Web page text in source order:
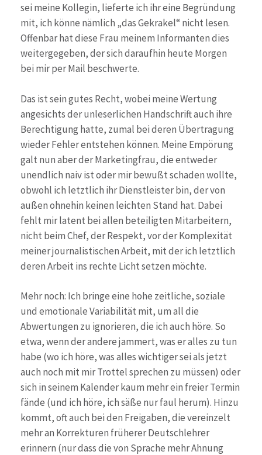
sei meine Kollegin, lieferte ich ihr eine Begründung
mit, ich könne nämlich „das Gekrakel“ nicht lesen.
Offenbar hat diese Frau meinem Informanten dies
weitergegeben, der sich daraufhin heute Morgen
bei mir per Mail beschwerte.
Das ist sein gutes Recht, wobei meine Wertung
angesichts der unleserlichen Handschrift auch ihre
Berechtigung hatte, zumal bei deren Übertragung
wieder Fehler entstehen können. Meine Empörung
galt nun aber der Marketingfrau, die entweder
unendlich naiv ist oder mir bewußt schaden wollte,
obwohl ich letztlich ihr Dienstleister bin, der von
außen ohnehin keinen leichten Stand hat. Dabei
fehlt mir latent bei allen beteiligten Mitarbeitern,
nicht beim Chef, der Respekt, vor der Komplexität
meiner journalistischen Arbeit, mit der ich letztlich
deren Arbeit ins rechte Licht setzen möchte.
Mehr noch: Ich bringe eine hohe zeitliche, soziale
und emotionale Variabilität mit, um all die
Abwertungen zu ignorieren, die ich auch höre. So
etwa, wenn der andere jammert, was er alles zu tun
habe (wo ich höre, was alles wichtiger sei als jetzt
auch noch mit mir Trottel sprechen zu müssen) oder
sich in seinem Kalender kaum mehr ein freier Termin
fände (und ich höre, ich säße nur faul herum). Hinzu
kommt, oft auch bei den Freigaben, die vereinzelt
mehr an Korrekturen früherer Deutschlehrer
erinnern (nur dass die von Sprache mehr Ahnung